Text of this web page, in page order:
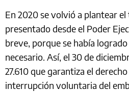
En 2020 se volvió a plantear
presentado desde el Poder
breve, porque se había
necesario. Así, el 30 de
27.610 que garantiza el
interrupción voluntaria del